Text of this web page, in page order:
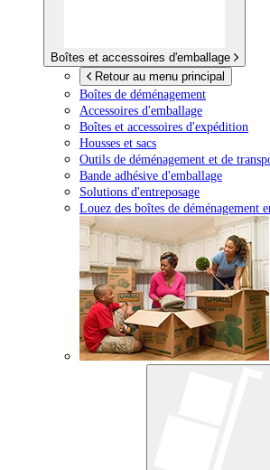
Boîtes et accessoires d'emballage
Retour au menu principal
Boîtes de déménagement
Accessoires d'emballage
Boîtes et accessoires d'expédition
Housses et sacs
Outils de déménagement et de
Bande adhésive d'emballage
Solutions d'entreposage
Louez des boîtes de déménagement